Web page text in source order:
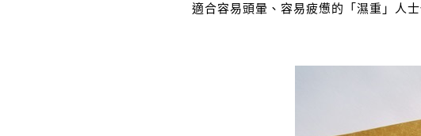
適合容易頭暈、容易疲憊的「濕重」人士